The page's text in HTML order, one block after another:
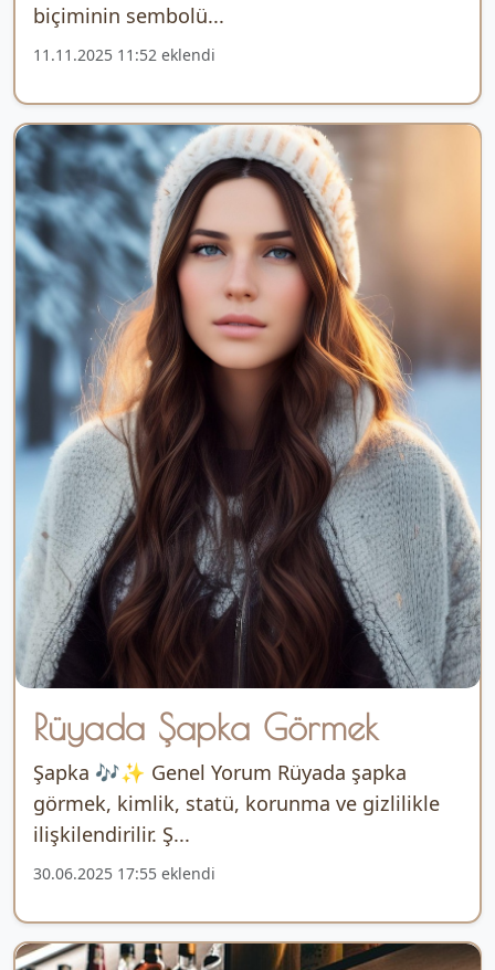
biçiminin sembolü...
11.11.2025 11:52 eklendi
Rüyada Şapka Görmek
Şapka 🎶✨ Genel Yorum Rüyada şapka
görmek, kimlik, statü, korunma ve gizlilikle
ilişkilendirilir. Ş...
30.06.2025 17:55 eklendi